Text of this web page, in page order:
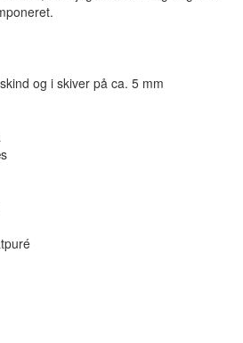
og i skiver på ca. 5 mm